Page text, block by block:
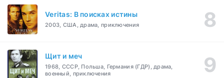
Veritas: В поисках истины
2003, США, драма, приключения
Щит и меч
1968, СССР, Польша, Германия (ГДР), драма,
военный, приключения